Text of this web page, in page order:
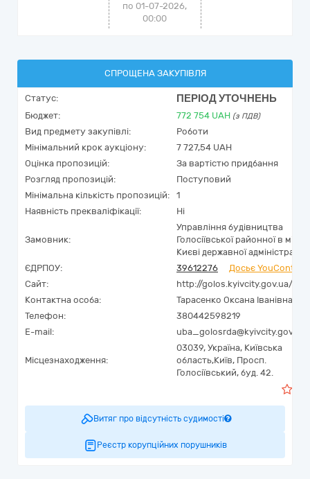
по 01-07-2026,
00:00
СПРОЩЕНА ЗАКУПІВЛЯ
Статус: ПЕРІОД УТОЧНЕНЬ
Бюджет: 772 754 UAH (з ПДВ)
Вид предмету закупівлі:
Роботи
Мінімальний крок аукціону:
7 727,54 UAH
Оцінка пропозицій:
За вартістю придбання
Розгляд пропозицій:
Поступовий
Мінімальна кількість пропозицій:
1
Наявність прекваліфікації:
Ні
Замовник:
Управління будівництва
Голосіївської районної в місті
Києві державної адміністрації
ЄДРПОУ:
39612276
Досьє YouControl
Сайт:
http://golos.kyivcity.gov.ua/
Контактна особа:
Тарасенко Оксана Іванівна
Телефон:
380442598219
E-mail:
uba_golosrda@kyivcity.gov.ua
Місцезнаходження:
03039, Україна, Київська
область,Київ, Просп.
Голосіївський, буд. 42.
Витяг про відсутність судимості
Реєстр корупційних порушників